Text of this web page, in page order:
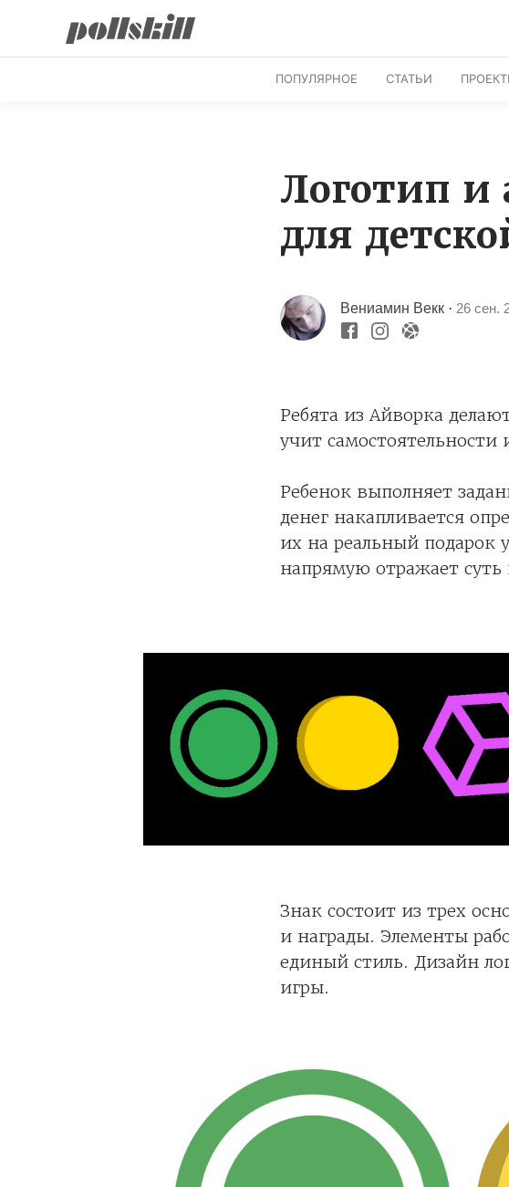
ПОПУЛЯРНОЕ СТАТЬИ
Логотип и
для
Вениамин Векк· 26 сен.
Ребята из Айворка
учит самостоятельности
Ребенок выполняет
денег накапливается
их на реальный подарок
напрямую отражает суть
Знак состоит из трех
и награды. Элементы
единый стиль. Дизайн
игры.